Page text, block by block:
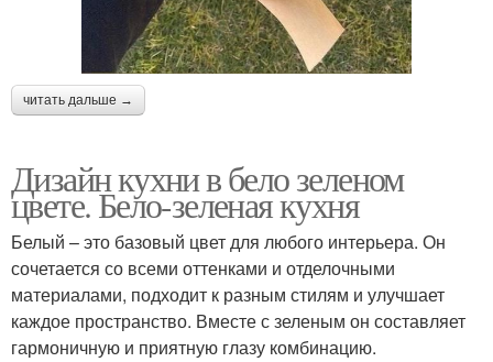
читать дальше →
Дизайн кухни в бело зеленом
цвете. Бело-зеленая кухня
Белый – это базовый цвет для любого интерьера. Он
сочетается со всеми оттенками и отделочными
материалами, подходит к разным стилям и улучшает
каждое пространство. Вместе с зеленым он составляет
гармоничную и приятную глазу комбинацию.